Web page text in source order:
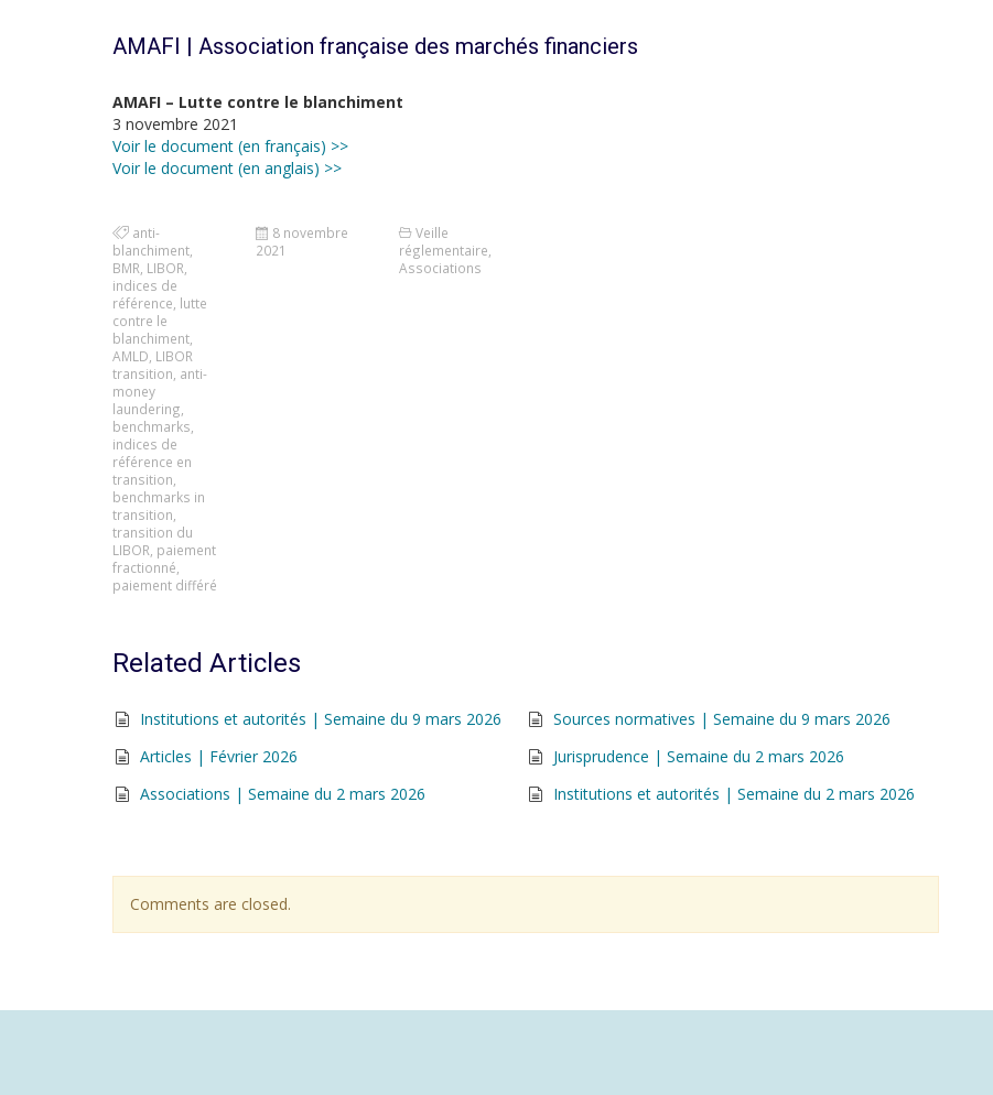
AMAFI | Association française des marchés financiers
AMAFI – Lutte contre le blanchiment
3 novembre 2021
Voir le document (en français) >>
Voir le document (en anglais) >>
anti-
blanchiment
BMR LIBOR
indices de
référence lutte
contre le
blanchiment
AMLD LIBOR
transition anti-
money
laundering
benchmarks
indices de
référence en
transition
benchmarks in
transition
transition du
LIBOR paiement
fractionné
paiement différé
8 novembre
2021
Veille
réglementaire
Associations
Related Articles
Institutions et autorités | Semaine du 9 mars 2026
Sources normatives | Semaine du 9 mars 2026
Articles | Février 2026
Jurisprudence | Semaine du 2 mars 2026
Associations | Semaine du 2 mars 2026
Institutions et autorités | Semaine du 2 mars 2026
Comments are closed.